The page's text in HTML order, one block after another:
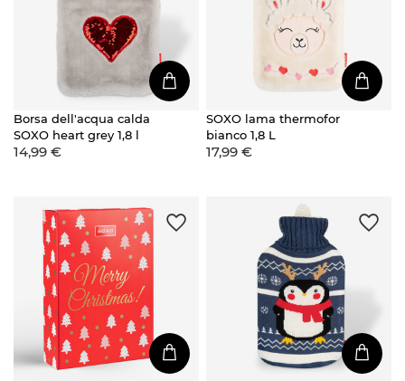
Borsa dell'acqua calda
SOXO heart grey 1,8 l
14,99 €
SOXO lama thermofor
bianco 1,8 L
17,99 €